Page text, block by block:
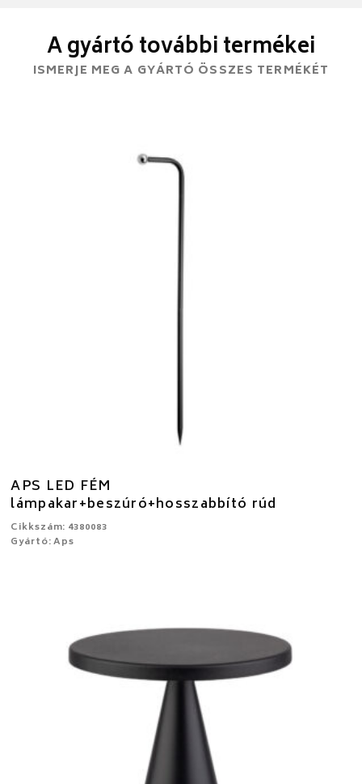
A gyártó további termékei
ISMERJE MEG A GYÁRTÓ ÖSSZES TERMÉKÉT
APS LED FÉM
lámpakar+beszúró+hosszabbító rúd
Cikkszám: 4380083
Gyártó: Aps